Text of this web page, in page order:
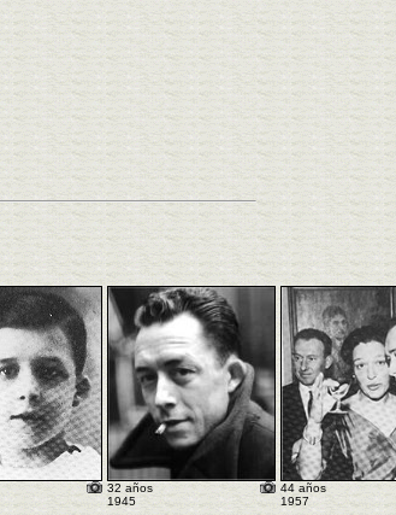
32 años
1945
44 años
1957